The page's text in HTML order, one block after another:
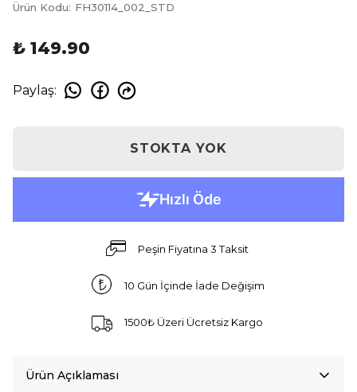
Ürün Kodu: FH30114_002_STD
₺ 149.90
Paylaş:
STOKTA YOK
Peşin Fiyatına 3 Taksit
10 Gün İçinde İade Değişim
1500₺ Üzeri Ücretsiz Kargo
Ürün Açıklaması